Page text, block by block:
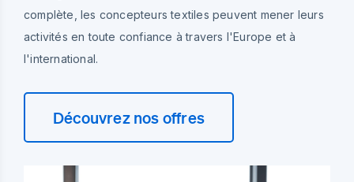
complète, les concepteurs textiles peuvent mener leurs
activités en toute confiance à travers l'Europe et à
l'international.
Découvrez nos offres